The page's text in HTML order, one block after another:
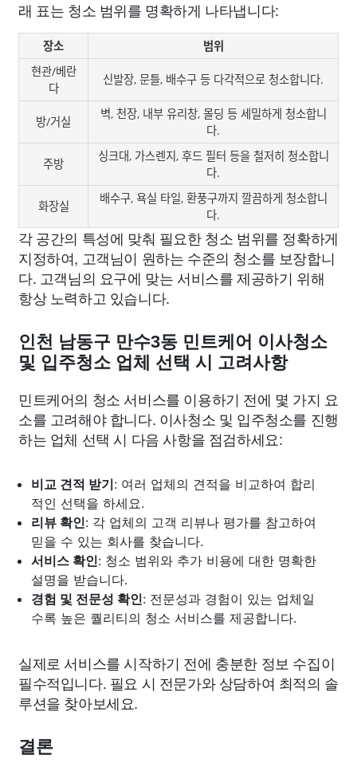
래 표는 청소 범위를 명확하게 나타냅니다:
장소
범위
현관/베란
다
신발장, 문틀, 배수구 등 다각적으로 청소합니다.
방/거실
벽, 천장, 내부 유리창, 몰딩 등 세밀하게 청소합니
다.
주방
싱크대, 가스렌지, 후드 필터 등을 철저히 청소합니
다.
화장실
배수구, 욕실 타일, 환풍구까지 깔끔하게 청소합니
다.
각 공간의 특성에 맞춰 필요한 청소 범위를 정확하게
지정하여, 고객님이 원하는 수준의 청소를 보장합니
다. 고객님의 요구에 맞는 서비스를 제공하기 위해
항상 노력하고 있습니다.
인천 남동구 만수3동 민트케어 이사청소
및 입주청소 업체 선택 시 고려사항
민트케어의 청소 서비스를 이용하기 전에 몇 가지 요
소를 고려해야 합니다. 이사청소 및 입주청소를 진행
하는 업체 선택 시 다음 사항을 점검하세요:
비교 견적 받기: 여러 업체의 견적을 비교하여 합리
적인 선택을 하세요.
리뷰 확인: 각 업체의 고객 리뷰나 평가를 참고하여
믿을 수 있는 회사를 찾습니다.
서비스 확인: 청소 범위와 추가 비용에 대한 명확한
설명을 받습니다.
경험 및 전문성 확인: 전문성과 경험이 있는 업체일
수록 높은 퀄리티의 청소 서비스를 제공합니다.
실제로 서비스를 시작하기 전에 충분한 정보 수집이
필수적입니다. 필요 시 전문가와 상담하여 최적의 솔
루션을 찾아보세요.
결론